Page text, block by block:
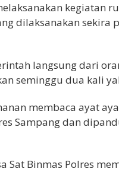
kegiatan
dilaksanakan sekira
langsung dari
seminggu dua kali
membaca ayat
Sampang dan
Sat Binmas Polres